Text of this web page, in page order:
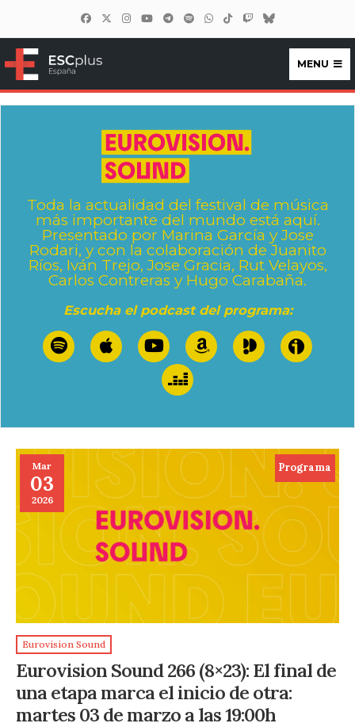
ESCplus España
MENU
Toda la actualidad del festival de música
más importante del mundo está aquí.
Presentado por Marina García y Jose
Rodari, y con la colaboración de Juanito
Ríos, Iván Trejo, Jose Gracia, Rut Velayos,
Carlos Contreras y Hugo Carabaña.
Escucha el podcast del programa:
Mar
03
2026
Programa
Eurovision Sound
Eurovision Sound 266 (8×23): El final de
una etapa marca el inicio de otra:
martes 03 de marzo a las 19:00h